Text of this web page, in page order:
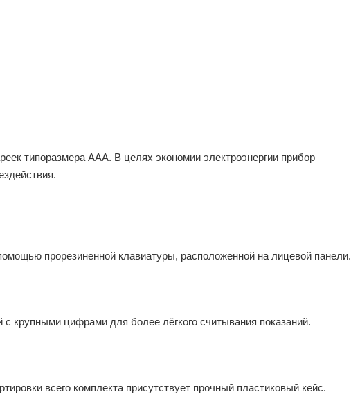
типоразмера ААА. В целях экономии электроэнергии прибор
прорезиненной клавиатуры, расположенной на лицевой панели.
крупными цифрами для более лёгкого считывания показаний.
всего комплекта присутствует прочный пластиковый кейс.